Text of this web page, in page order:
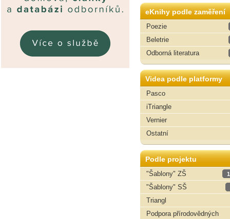
eKnihy podle zaměření
Poezie
Beletrie
Odborná literatura
Videa podle platformy
Pasco
iTriangle
Vernier
Ostatní
Podle projektu
"Šablony" ZŠ
"Šablony" SŠ
Triangl
Podpora přírodovědných